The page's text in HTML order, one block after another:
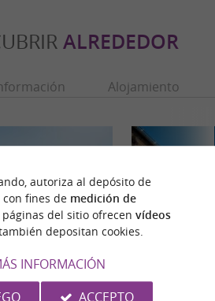
ALREDEDOR
Alojamiento
autoriza al depósito de
fines de medición de
páginas del sitio ofrecen vídeos
depositan cookies.
INFORMACIÓN
ACCEPTO